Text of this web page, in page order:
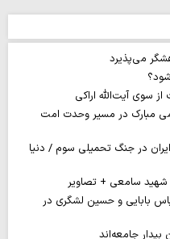
می‌پذیرد
سوی آیت‌الله اراکی
مبارک در مسیر وحدت امت
در جنگ تحمیلی سوم / دنیا
شهید سامعی + تصاویر
بابایی و حسین لشگری در
بیدار جامعه‌اند